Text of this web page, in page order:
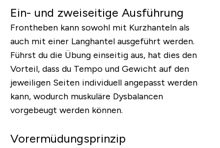
Ein- und zweiseitige Ausführung
Frontheben kann sowohl mit Kurzhanteln als
auch mit einer Langhantel ausgeführt werden.
Führst du die Übung einseitig aus, hat dies den
Vorteil, dass du Tempo und Gewicht auf den
jeweiligen Seiten individuell angepasst werden
kann, wodurch muskuläre Dysbalancen
vorgebeugt werden können.
Vorermüdungsprinzip